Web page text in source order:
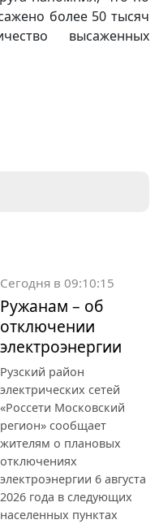
более 50 тысяч
высаженных
Сегодня в 09:10:15
Ружанам – об
отключении
электроэнергии
Рузский район
электрических сетей
«Россети Московский
регион» сообщает
жителям о плановых
отключениях
электроэнергии 6 августа
2026 года в следующих
населенных пунктах